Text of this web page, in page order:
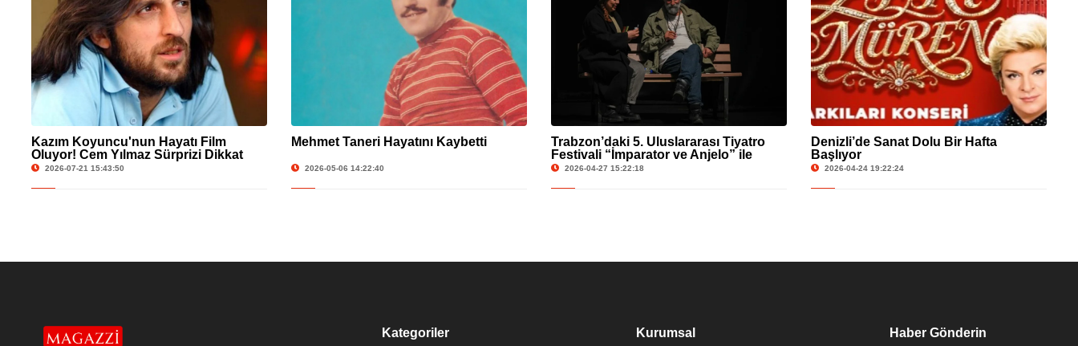
Kazım Koyuncu'nun Hayatı Film
Oluyor! Cem Yılmaz Sürprizi Dikkat
Çekti
2026-07-21 15:43:50
Mehmet Taneri Hayatını Kaybetti
2026-05-06 14:22:40
Trabzon’daki 5. Uluslararası Tiyatro
Festivali “İmparator ve Anjelo” ile
Tamamlandı.
2026-04-27 15:22:18
Denizli’de Sanat Dolu Bir Hafta
Başlıyor
2026-04-24 19:22:24
Kategoriler Kurumsal Haber Gönderin